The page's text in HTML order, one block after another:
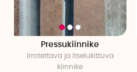
Pressukiinnike
Irrotettava ja itselukittuva
kiinnike